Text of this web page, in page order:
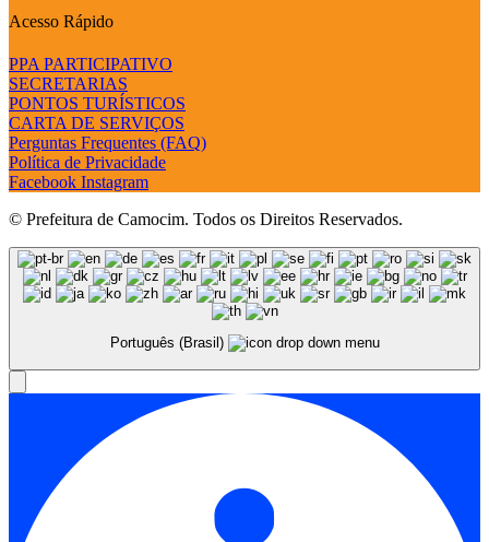
Acesso Rápido
PPA PARTICIPATIVO
SECRETARIAS
PONTOS TURÍSTICOS
CARTA DE SERVIÇOS
Perguntas Frequentes (FAQ)
Política de Privacidade
Facebook Instagram
© Prefeitura de Camocim. Todos os Direitos Reservados.
Português (Brasil)